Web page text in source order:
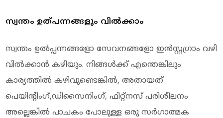
സ്വന്തം ഉത്പന്നങ്ങളും വില്‍ക്കാം
സ്വന്തം ഉല്‍പ്പന്നങ്ങളോ സേവനങ്ങളോ ഇന്‍സ്റ്റഗ്രാം വഴി
വില്‍ക്കാന്‍ കഴിയും. നിങ്ങള്‍ക്ക് എന്തെങ്കിലും
കാര്യത്തില്‍ കഴിവുണ്ടെങ്കില്‍, അതായത്
പെയിന്റിംഗ്,ഡിസൈനിംഗ്, ഫിറ്റ്‌നസ് പരിശീലനം
അല്ലെങ്കില്‍ പാചകം പോലുള്ള ഒരു സര്‍ഗാത്മക